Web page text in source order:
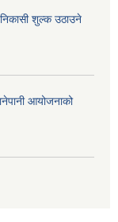
शुल्क उठाउने
आयोजनाको